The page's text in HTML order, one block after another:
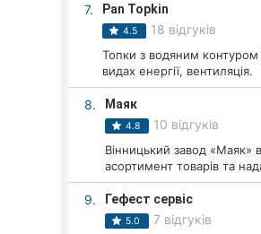
Запоріжжя
Кривий Ріг
7. Pan Topkin
4.5 18 відгуків
Топки з водяним контуром
видах енергії, вентиляція.
8. Маяк
4.8 10 відгуків
Вінницький завод «Маяк»
асортимент товарів та
9. Гефест сервіс
5.0 7 відгуків